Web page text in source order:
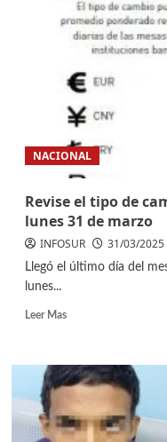
NACIONAL
Revise el tipo de
lunes 31 de marzo
INFOSUR 31/03/2025
Llegó el último día del
lunes...
Leer Mas